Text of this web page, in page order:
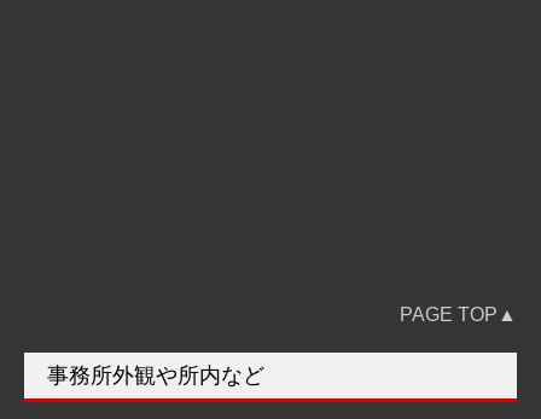
PAGE TOP▲
事務所外観や所内など